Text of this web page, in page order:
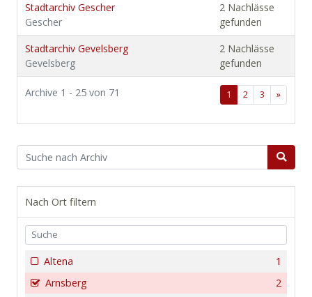
Stadtarchiv Gescher
Gescher
2 Nachlässe
gefunden
Stadtarchiv Gevelsberg
Gevelsberg
2 Nachlässe
gefunden
Archive 1 - 25 von 71 1 2 3 »
Nach Ort filtern
1
Altena
2
Arnsberg